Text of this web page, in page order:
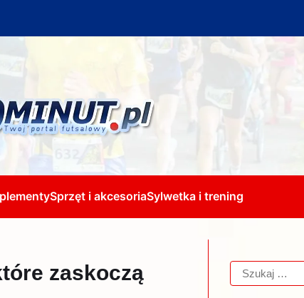
Sprzęt i akcesoriaSylwetka i trening
zaskoczą